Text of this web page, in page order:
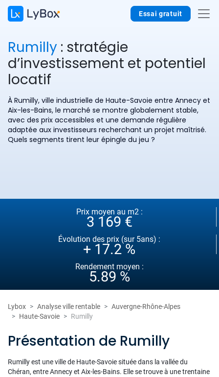
Essai gratuit
Rumilly : stratégie
d’investissement et potentiel
locatif
À Rumilly, ville industrielle de Haute-Savoie entre Annecy et
Aix-les-Bains, le marché se montre globalement stable,
avec des prix accessibles et une demande régulière
adaptée aux investisseurs recherchant un projet maîtrisé.
Quels segments tirent leur épingle du jeu ?
Prix moyen au m2 :
3 169 €
Évolution des prix (sur 5ans) :
+ 17.2 %
Rendement moyen :
5.89 %
Lybox Analyse ville rentable
Auvergne-Rhône-Alpes
Haute-Savoie
Rumilly
Présentation de Rumilly
Rumilly est une ville de Haute-Savoie située dans la vallée du
Chéran, entre Annecy et Aix-les-Bains. Elle se trouve à une trentaine